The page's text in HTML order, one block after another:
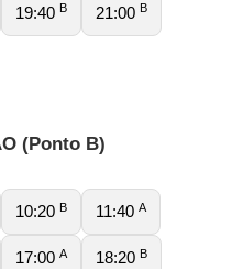
19:40 B 21:00 B
(Ponto B)
10:20 B 11:40 A
17:00 A 18:20 B